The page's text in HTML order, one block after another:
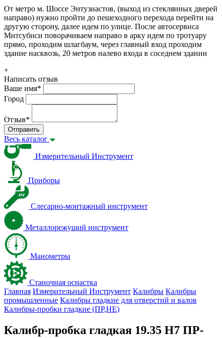
От метро м. Шоссе Энтузиастов, (выход из стеклянных дверей
направо) нужно пройти до пешеходного перехода перейти на
другую сторону, далее идем по улице. После автосервиса
Митсубиси поворачиваем направо в арку идем по тротуару
прямо, проходим шлагбаум, через главный вход проходим
здание насквозь, 20 метров налево входа в соседнем здании
+
Написать отзыв
Ваше имя*
Город
Отзыв*
Отправить
Весь каталог
Измерительный Инструмент
Приборы
Слесарно-монтажный инструмент
Металлорежущий инструмент
Манометры
Станочная оснастка
Главная Измерительный Инструмент Калибры Калибры
промышленные Калибры гладкие для отверстий и валов
Калибры-пробки гладкие (ПР,НЕ)
Калибр-пробка гладкая 19.35 Н7 ПР-